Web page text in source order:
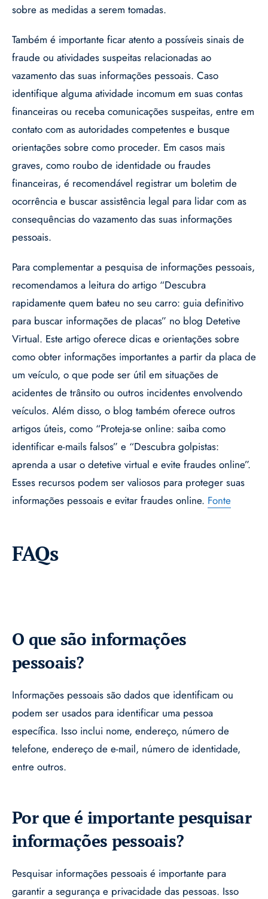
sobre as medidas a serem tomadas.
Também é importante ficar atento a possíveis sinais de
fraude ou atividades suspeitas relacionadas ao
vazamento das suas informações pessoais. Caso
identifique alguma atividade incomum em suas contas
financeiras ou receba comunicações suspeitas, entre em
contato com as autoridades competentes e busque
orientações sobre como proceder. Em casos mais
graves, como roubo de identidade ou fraudes
financeiras, é recomendável registrar um boletim de
ocorrência e buscar assistência legal para lidar com as
consequências do vazamento das suas informações
pessoais.
Para complementar a pesquisa de informações pessoais,
recomendamos a leitura do artigo “Descubra
rapidamente quem bateu no seu carro: guia definitivo
para buscar informações de placas” no blog Detetive
Virtual. Este artigo oferece dicas e orientações sobre
como obter informações importantes a partir da placa de
um veículo, o que pode ser útil em situações de
acidentes de trânsito ou outros incidentes envolvendo
veículos. Além disso, o blog também oferece outros
artigos úteis, como “Proteja-se online: saiba como
identificar e-mails falsos” e “Descubra golpistas:
aprenda a usar o detetive virtual e evite fraudes online”.
Esses recursos podem ser valiosos para proteger suas
informações pessoais e evitar fraudes online. Fonte
FAQs
O que são informações
pessoais?
Informações pessoais são dados que identificam ou
podem ser usados para identificar uma pessoa
específica. Isso inclui nome, endereço, número de
telefone, endereço de e-mail, número de identidade,
entre outros.
Por que é importante pesquisar
informações pessoais?
Pesquisar informações pessoais é importante para
garantir a segurança e privacidade das pessoas. Isso